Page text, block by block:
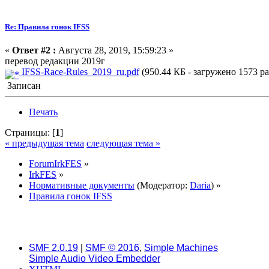
Re: Правила гонок IFSS
« Ответ #2 : Августа 28, 2019, 15:59:23 »
перевод редакции 2019г
IFSS-Race-Rules_2019_ru.pdf(950.44 КБ - загружено 1573
Записан
Печать
Страницы: [1]
« предыдущая тема следующая тема »
ForumIrkFES »
IrkFES »
Нормативные документы (Модератор: Daria) »
Правила гонок IFSS
SMF 2.0.19 SMF © 2016, Simple Machines
Simple Audio Video Embedder